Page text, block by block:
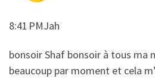
8:41 PMJah
​​bonsoir Shaf bonsoir à tous ma
beaucoup par moment et cela